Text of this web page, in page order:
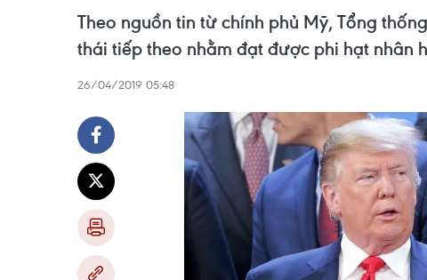
Theo nguồn tin từ chính phủ Mỹ, Tổng
thái tiếp theo nhằm đạt được phi hạt nhân
26/04/2019 05:48